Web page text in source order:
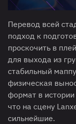
Перевод всей
подход к
проскочить в
для выхода из
стабильный
физическая
формат в
что на сцену
сильнейшие.